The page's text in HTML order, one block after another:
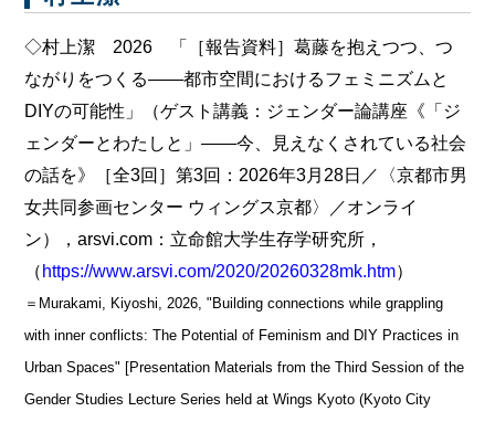
◇村上潔 2026 「［報告資料］葛藤を抱えつつ、つ
ながりをつくる――都市空間におけるフェミニズムと
DIYの可能性」（ゲスト講義：ジェンダー論講座《「ジ
ェンダーとわたしと」――今、見えなくされている社会
の話を》［全3回］第3回：2026年3月28日／〈京都市男
女共同参画センター ウィングス京都〉／オンライ
ン），arsvi.com：立命館大学生存学研究所，
（ https://www.arsvi.com/2020/20260328mk.htm）
＝Murakami, Kiyoshi, 2026, "Building connections while grappling
with inner conflicts: The Potential of Feminism and DIY Practices in
Urban Spaces" [Presentation Materials from the Third Session of the
Gender Studies Lecture Series held at Wings Kyoto (Kyoto City